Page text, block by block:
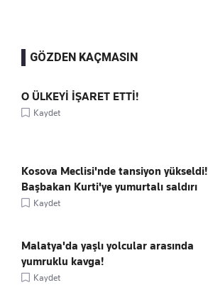
GÖZDEN KAÇMASIN
O ÜLKEYİ İŞARET ETTİ!
Kaydet
Kosova Meclisi'nde tansiyon yükseldi!
Başbakan Kurti'ye yumurtalı saldırı
Kaydet
Malatya'da yaşlı yolcular arasında
yumruklu kavga!
Kaydet